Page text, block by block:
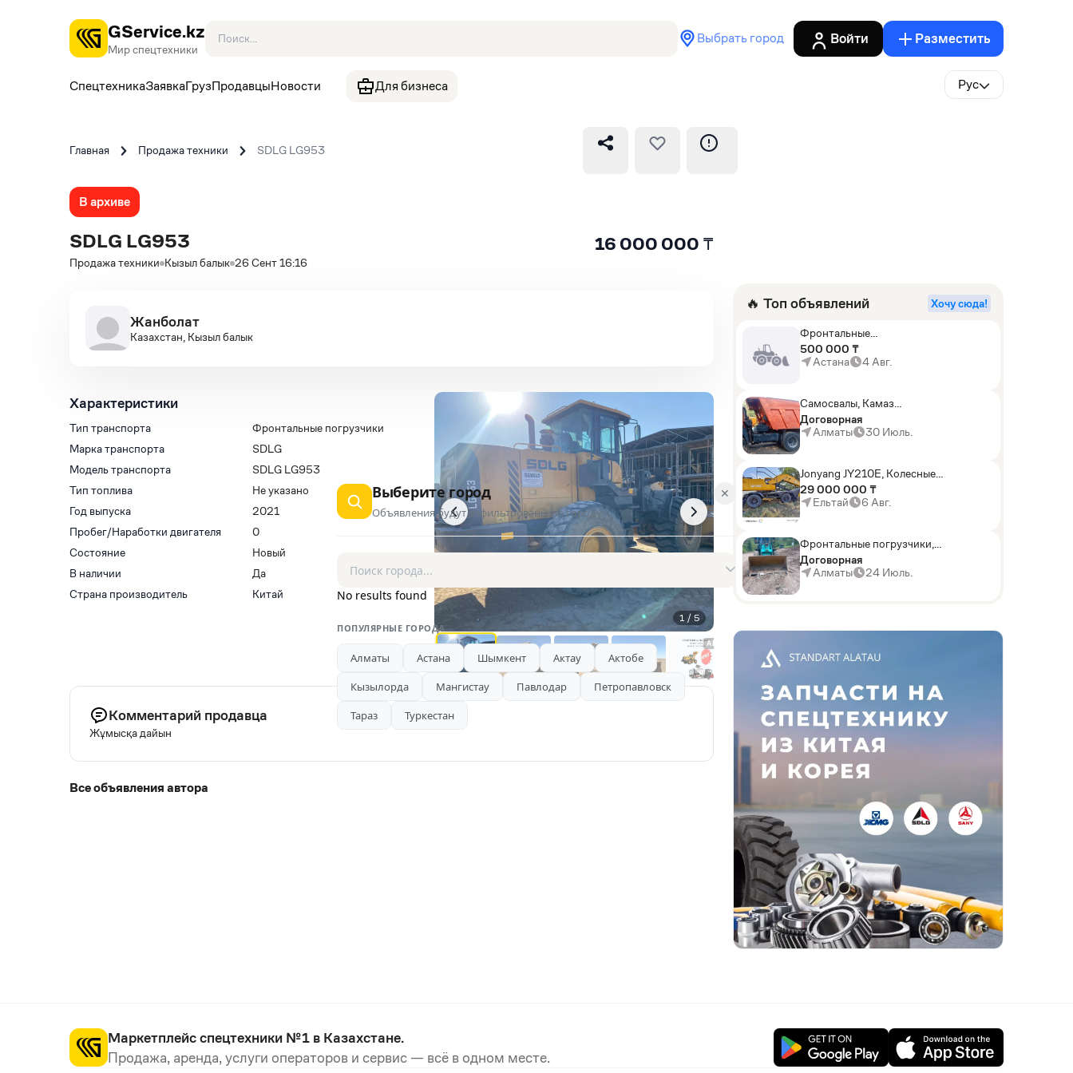
GService.kz
Мир спецтехники
Выбрать город Войти Разместить
СпецтехникаЗаявкаГрузПродавцыНовости Для бизнеса Рус
Главная Продажа техники SDLG LG953
В архиве
SDLG LG953
Продажа техники Кызыл балык 26 Сент 16:16
16 000 000 ₸
Жанболат
Казахстан, Кызыл балык
Характеристики
Тип транспорта
Фронтальные погрузчики
Марка транспорта
SDLG
Модель транспорта
SDLG LG953
Тип топлива
Не указано
Год выпуска
2021
Пробег/Наработки двигателя
0
Состояние
Новый
В наличии
Да
Страна производитель
Китай
1 / 5
AD
Комментарий продавца
Жұмысқа дайын
Все объявления автора
🔥 Топ объявлений Хочу сюда!
Фронтальные
погрузчики,Экскаваторы-
погрузчики,Мини-
погрузчики,Горные
500 000 ₸
Астана
4 Авг.
Самосвалы, Камаз
АГП-29РТ (шасси
KАМАЗ-43114 6x6)
Договорная
Алматы
30 Июль.
Jonyang JY210E, Колесные
экскаваторы
29 000 000 ₸
Ельтай
6 Авг.
Фронтальные погрузчики,
Sunward ZYJ 320
Договорная
Алматы
24 Июль.
Маркетплейс спецтехники №1 в Казахстане.
Продажа, аренда, услуги операторов и сервис — всё в одном месте.
✕
Выберите город
Объявления будут отфильтрованы по городу
No results found
ПОПУЛЯРНЫЕ ГОРОДА
Алматы Астана Шымкент Актау
Актобе
Кызылорда
Мангистау Павлодар
Петропавловск
Тараз
Туркестан